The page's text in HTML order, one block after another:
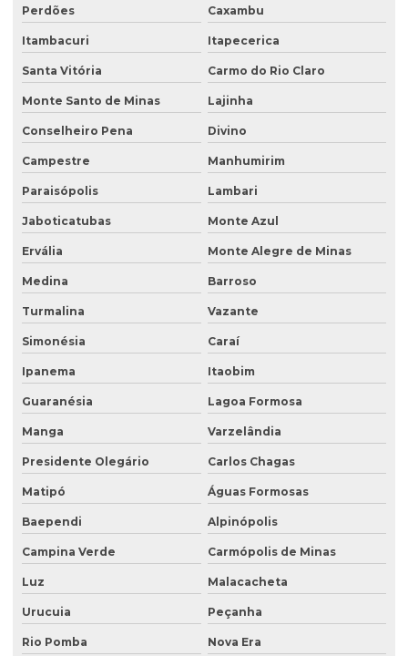
Plano de recuperação de área degradada
Plano de recuperação de área degradada pela mineração
Poço de monitoramento
Poço de monitoramento afogado
Poço de monitoramento de água subterrânea
Poço de monitoramento ambiental
Poço de monitoramento de lençol freático
Poço de monitoramento multinível
Poço de monitoramento posto de combustível
Programa de monitoramento de efluentes líquidos
Projeto recuperação de área degradada
Projeto de recuperação de área degradada prad
Recuperação de área degradada por garimpo
Recuperação de área degradada pela agricultura
Recuperação de área degradada pela mineração
Recuperação de áreas ambientais degradadas
Recuperação de áreas ambientalmente degradadas
Recuperação de áreas degradadas e conservação do solo
Perdões Caxambu
Itambacuri Itapecerica
Santa Vitória Carmo do Rio Claro
Monte Santo de Minas Lajinha
Conselheiro Pena Divino
Campestre Manhumirim
Paraisópolis Lambari
Jaboticatubas Monte Azul
Ervália Monte Alegre de Minas
Medina Barroso
Turmalina Vazante
Simonésia Caraí
Ipanema Itaobim
Guaranésia Lagoa Formosa
Manga Varzelândia
Presidente Olegário Carlos Chagas
Matipó Águas Formosas
Baependi Alpinópolis
Campina Verde Carmópolis de Minas
Luz Malacacheta
Urucuia Peçanha
Rio Pomba Nova Era